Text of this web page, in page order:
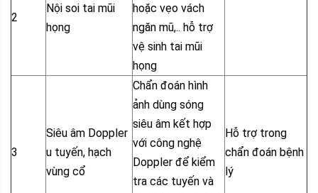
hoặc vẹo vách
ngăn mũ,.. hỗ trợ
vệ sinh tai mũi
họng
2
Nội soi tai mũi
họng
3
Siêu âm Doppler
u tuyến, hạch
vùng cổ
Chẩn đoán hình
ảnh dùng sóng
siêu âm kết hợp
với công nghệ
Doppler để kiểm
tra các tuyến và
Hỗ trợ trong
chẩn đoán bệnh
lý